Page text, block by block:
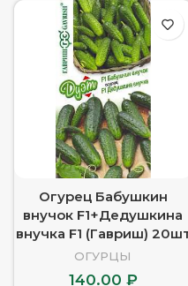
Огурец Бабушкин
внучок F1+Дедушкина
внучка F1 (Гавриш)
ОГУРЦЫ
140.00 ₽